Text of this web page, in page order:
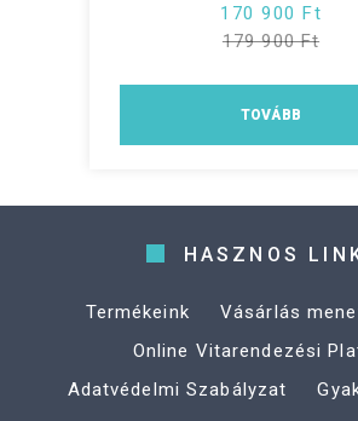
170 900 Ft
179 900 Ft
TOVÁBB
HASZNOS
Termékeink Vásárlás
Online Vitarendezési
Adatvédelmi Szabályzat